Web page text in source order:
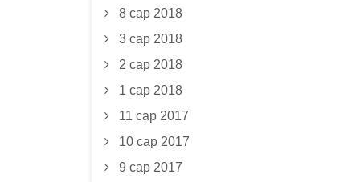
8 сар 2018
3 сар 2018
2 сар 2018
1 сар 2018
11 сар 2017
10 сар 2017
9 сар 2017